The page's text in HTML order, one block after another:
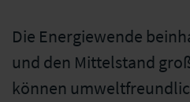
Die Energiewende
und den Mittelstand
können